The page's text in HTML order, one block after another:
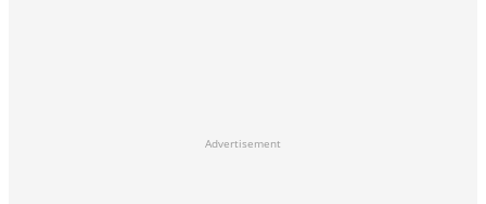
Advertisement